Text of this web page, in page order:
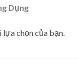
Dụng
chọn của bạn.